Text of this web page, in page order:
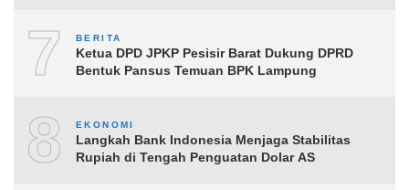
7 BERITA
Ketua DPD JPKP Pesisir Barat Dukung DPRD
Bentuk Pansus Temuan BPK Lampung
8 EKONOMI
Langkah Bank Indonesia Menjaga Stabilitas
Rupiah di Tengah Penguatan Dolar AS